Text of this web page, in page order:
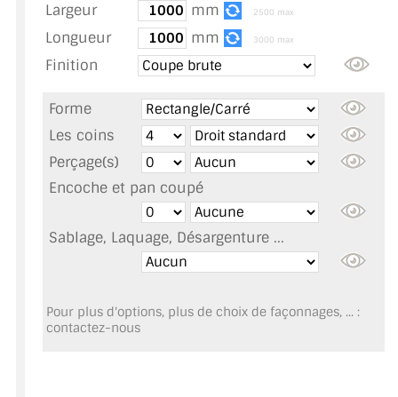
INSPIRATIONS ET NOUVEAUTÉS
AMBIANCE LAITON BROSSÉ
MIROIR SUR MESURE
MIROIR VIEILLI
MIROIR DÉCORATIF DE COULEUR
LOTS DE MIROIRS EN MOZAÏQUE
MIROIR DE SALLE DE BAIN
Largeur
mm 2500 max
Longueur mm 3000 max
Finition
Forme
Les coins
Perçage(s)
Encoche et pan coupé
Sablage, Laquage, Désargenture ...
Pour plus d'options, plus de choix de façonnages, ... :
contactez-nous